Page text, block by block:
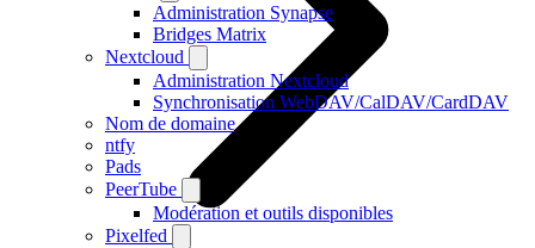
Administration Synapse
Bridges Matrix
Nextcloud
Administration Nextcloud
Synchronisation WebDAV/CalDAV/CardDAV
Nom de domaine
ntfy
Pads
PeerTube
Modération et outils disponibles
Pixelfed